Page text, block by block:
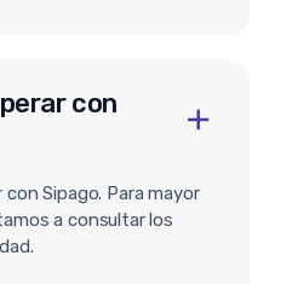
con
con Sipago. Para mayor
a consultar los